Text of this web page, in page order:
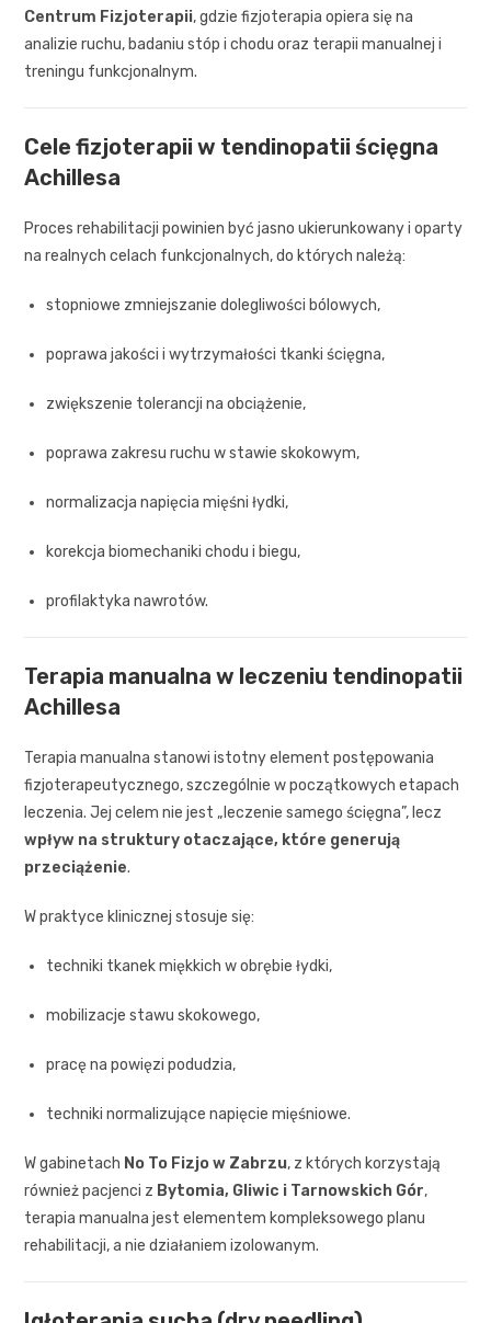
Centrum Fizjoterapii, gdzie fizjoterapia opiera się na
analizie ruchu, badaniu stóp i chodu oraz terapii manualnej i
treningu funkcjonalnym.
Cele fizjoterapii w tendinopatii ścięgna
Achillesa
Proces rehabilitacji powinien być jasno ukierunkowany i oparty
na realnych celach funkcjonalnych, do których należą:
stopniowe zmniejszanie dolegliwości bólowych,
poprawa jakości i wytrzymałości tkanki ścięgna,
zwiększenie tolerancji na obciążenie,
poprawa zakresu ruchu w stawie skokowym,
normalizacja napięcia mięśni łydki,
korekcja biomechaniki chodu i biegu,
profilaktyka nawrotów.
Terapia manualna w leczeniu tendinopatii
Achillesa
Terapia manualna stanowi istotny element postępowania
fizjoterapeutycznego, szczególnie w początkowych etapach
leczenia. Jej celem nie jest „leczenie samego ścięgna”, lecz
wpływ na struktury otaczające, które generują
przeciążenie.
W praktyce klinicznej stosuje się:
techniki tkanek miękkich w obrębie łydki,
mobilizacje stawu skokowego,
pracę na powięzi podudzia,
techniki normalizujące napięcie mięśniowe.
W gabinetach No To Fizjo w Zabrzu, z których korzystają
również pacjenci z Bytomia, Gliwic i Tarnowskich Gór,
terapia manualna jest elementem kompleksowego planu
rehabilitacji, a nie działaniem izolowanym.